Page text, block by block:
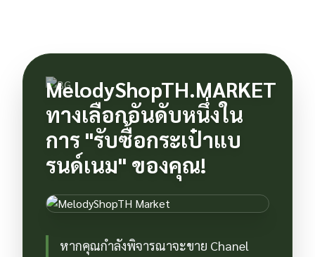
MelodyShopTH.MARKET
ทางเลือกอันดับหนึ่งใน
การ "รับซื้อกระเป๋าแบ
รนด์เนม" ของคุณ!
หากคุณกำลังพิจารณาจะขาย Chanel